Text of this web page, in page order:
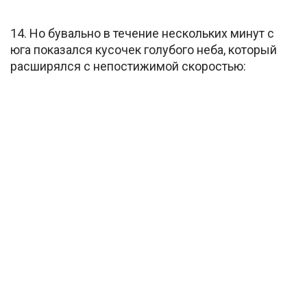
14. Но бувально в течение нескольких минут с
юга показался кусочек голубого неба, который
расширялся с непостижимой скоростью: